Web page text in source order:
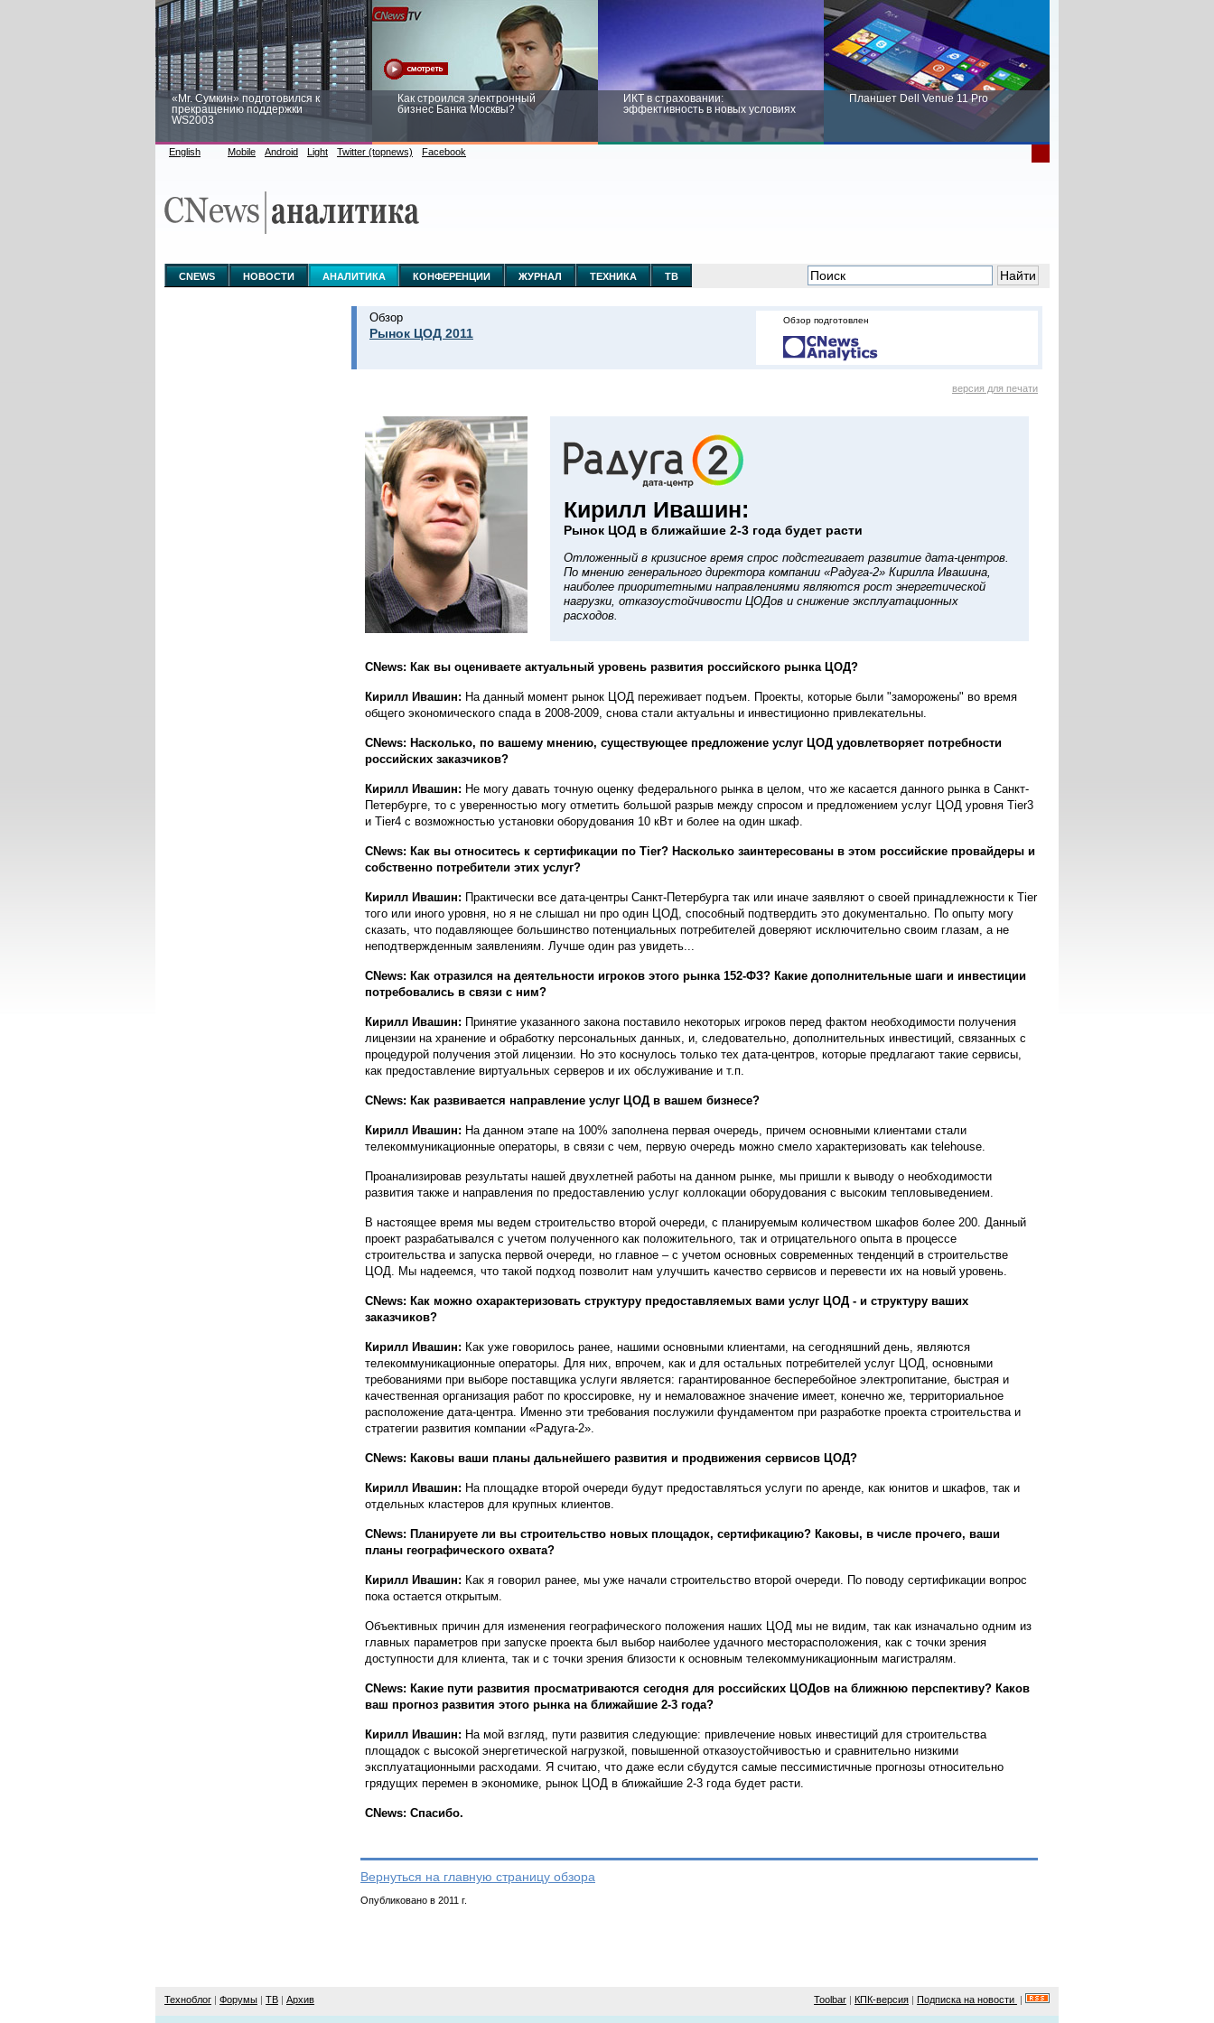
«Mr. Сумкин» подготовился к
прекращению поддержки
WS2003
Как строился электронный
бизнес Банка Москвы?
ИКТ в страховании:
эффективность в новых условиях
Планшет Dell Venue 11 Pro
аналитике
новых условиях
English Mobile Android Light Twitter (topnews) Facebook
CNEWS НОВОСТИ АНАЛИТИКА КОНФЕРЕНЦИИ ЖУРНАЛ ТЕХНИКА ТВ
Обзор
Рынок ЦОД 2011
Обзор подготовлен
версия для печати
Кирилл Ивашин:
Рынок ЦОД в ближайшие 2-3 года будет расти
Отложенный в кризисное время спрос подстегивает развитие дата-центров.
По мнению генерального директора компании «Радуга-2» Кирилла Ивашина,
наиболее приоритетными направлениями являются рост энергетической
нагрузки, отказоустойчивости ЦОДов и снижение эксплуатационных
расходов.
CNews: Как вы оцениваете актуальный уровень развития российского рынка ЦОД?
Кирилл Ивашин: На данный момент рынок ЦОД переживает подъем. Проекты, которые были "заморожены" во время
общего экономического спада в 2008-2009, снова стали актуальны и инвестиционно привлекательны.
CNews: Насколько, по вашему мнению, существующее предложение услуг ЦОД удовлетворяет потребности
российских заказчиков?
Кирилл Ивашин: Не могу давать точную оценку федерального рынка в целом, что же касается данного рынка в Санкт-
Петербурге, то с уверенностью могу отметить большой разрыв между спросом и предложением услуг ЦОД уровня Tier3
и Tier4 с возможностью установки оборудования 10 кВт и более на один шкаф.
CNews: Как вы относитесь к сертификации по Tier? Насколько заинтересованы в этом российские провайдеры и
собственно потребители этих услуг?
Кирилл Ивашин: Практически все дата-центры Санкт-Петербурга так или иначе заявляют о своей принадлежности к Tier
того или иного уровня, но я не слышал ни про один ЦОД, способный подтвердить это документально. По опыту могу
сказать, что подавляющее большинство потенциальных потребителей доверяют исключительно своим глазам, а не
неподтвержденным заявлениям. Лучше один раз увидеть...
CNews: Как отразился на деятельности игроков этого рынка 152-ФЗ? Какие дополнительные шаги и инвестиции
потребовались в связи с ним?
Кирилл Ивашин: Принятие указанного закона поставило некоторых игроков перед фактом необходимости получения
лицензии на хранение и обработку персональных данных, и, следовательно, дополнительных инвестиций, связанных с
процедурой получения этой лицензии. Но это коснулось только тех дата-центров, которые предлагают такие сервисы,
как предоставление виртуальных серверов и их обслуживание и т.п.
CNews: Как развивается направление услуг ЦОД в вашем бизнесе?
Кирилл Ивашин: На данном этапе на 100% заполнена первая очередь, причем основными клиентами стали
телекоммуникационные операторы, в связи с чем, первую очередь можно смело характеризовать как telehouse.
Проанализировав результаты нашей двухлетней работы на данном рынке, мы пришли к выводу о необходимости
развития также и направления по предоставлению услуг коллокации оборудования с высоким тепловыведением.
В настоящее время мы ведем строительство второй очереди, с планируемым количеством шкафов более 200. Данный
проект разрабатывался с учетом полученного как положительного, так и отрицательного опыта в процессе
строительства и запуска первой очереди, но главное – с учетом основных современных тенденций в строительстве
ЦОД. Мы надеемся, что такой подход позволит нам улучшить качество сервисов и перевести их на новый уровень.
CNews: Как можно охарактеризовать структуру предоставляемых вами услуг ЦОД - и структуру ваших
заказчиков?
Кирилл Ивашин: Как уже говорилось ранее, нашими основными клиентами, на сегодняшний день, являются
телекоммуникационные операторы. Для них, впрочем, как и для остальных потребителей услуг ЦОД, основными
требованиями при выборе поставщика услуги является: гарантированное бесперебойное электропитание, быстрая и
качественная организация работ по кроссировке, ну и немаловажное значение имеет, конечно же, территориальное
расположение дата-центра. Именно эти требования послужили фундаментом при разработке проекта строительства и
стратегии развития компании «Радуга-2».
CNews: Каковы ваши планы дальнейшего развития и продвижения сервисов ЦОД?
Кирилл Ивашин: На площадке второй очереди будут предоставляться услуги по аренде, как юнитов и шкафов, так и
отдельных кластеров для крупных клиентов.
CNews: Планируете ли вы строительство новых площадок, сертификацию? Каковы, в числе прочего, ваши
планы географического охвата?
Кирилл Ивашин: Как я говорил ранее, мы уже начали строительство второй очереди. По поводу сертификации вопрос
пока остается открытым.
Объективных причин для изменения географического положения наших ЦОД мы не видим, так как изначально одним из
главных параметров при запуске проекта был выбор наиболее удачного месторасположения, как с точки зрения
доступности для клиента, так и с точки зрения близости к основным телекоммуникационным магистралям.
CNews: Какие пути развития просматриваются сегодня для российских ЦОДов на ближнюю перспективу? Каков
ваш прогноз развития этого рынка на ближайшие 2-3 года?
Кирилл Ивашин: На мой взгляд, пути развития следующие: привлечение новых инвестиций для строительства
площадок с высокой энергетической нагрузкой, повышенной отказоустойчивостью и сравнительно низкими
эксплуатационными расходами. Я считаю, что даже если сбудутся самые пессимистичные прогнозы относительно
грядущих перемен в экономике, рынок ЦОД в ближайшие 2-3 года будет расти.
CNews: Спасибо.
Вернуться на главную страницу обзора
Опубликовано в 2011 г.
Техноблог | Форумы | ТВ | Архив Toolbar | КПК-версия | Подписка на новости |